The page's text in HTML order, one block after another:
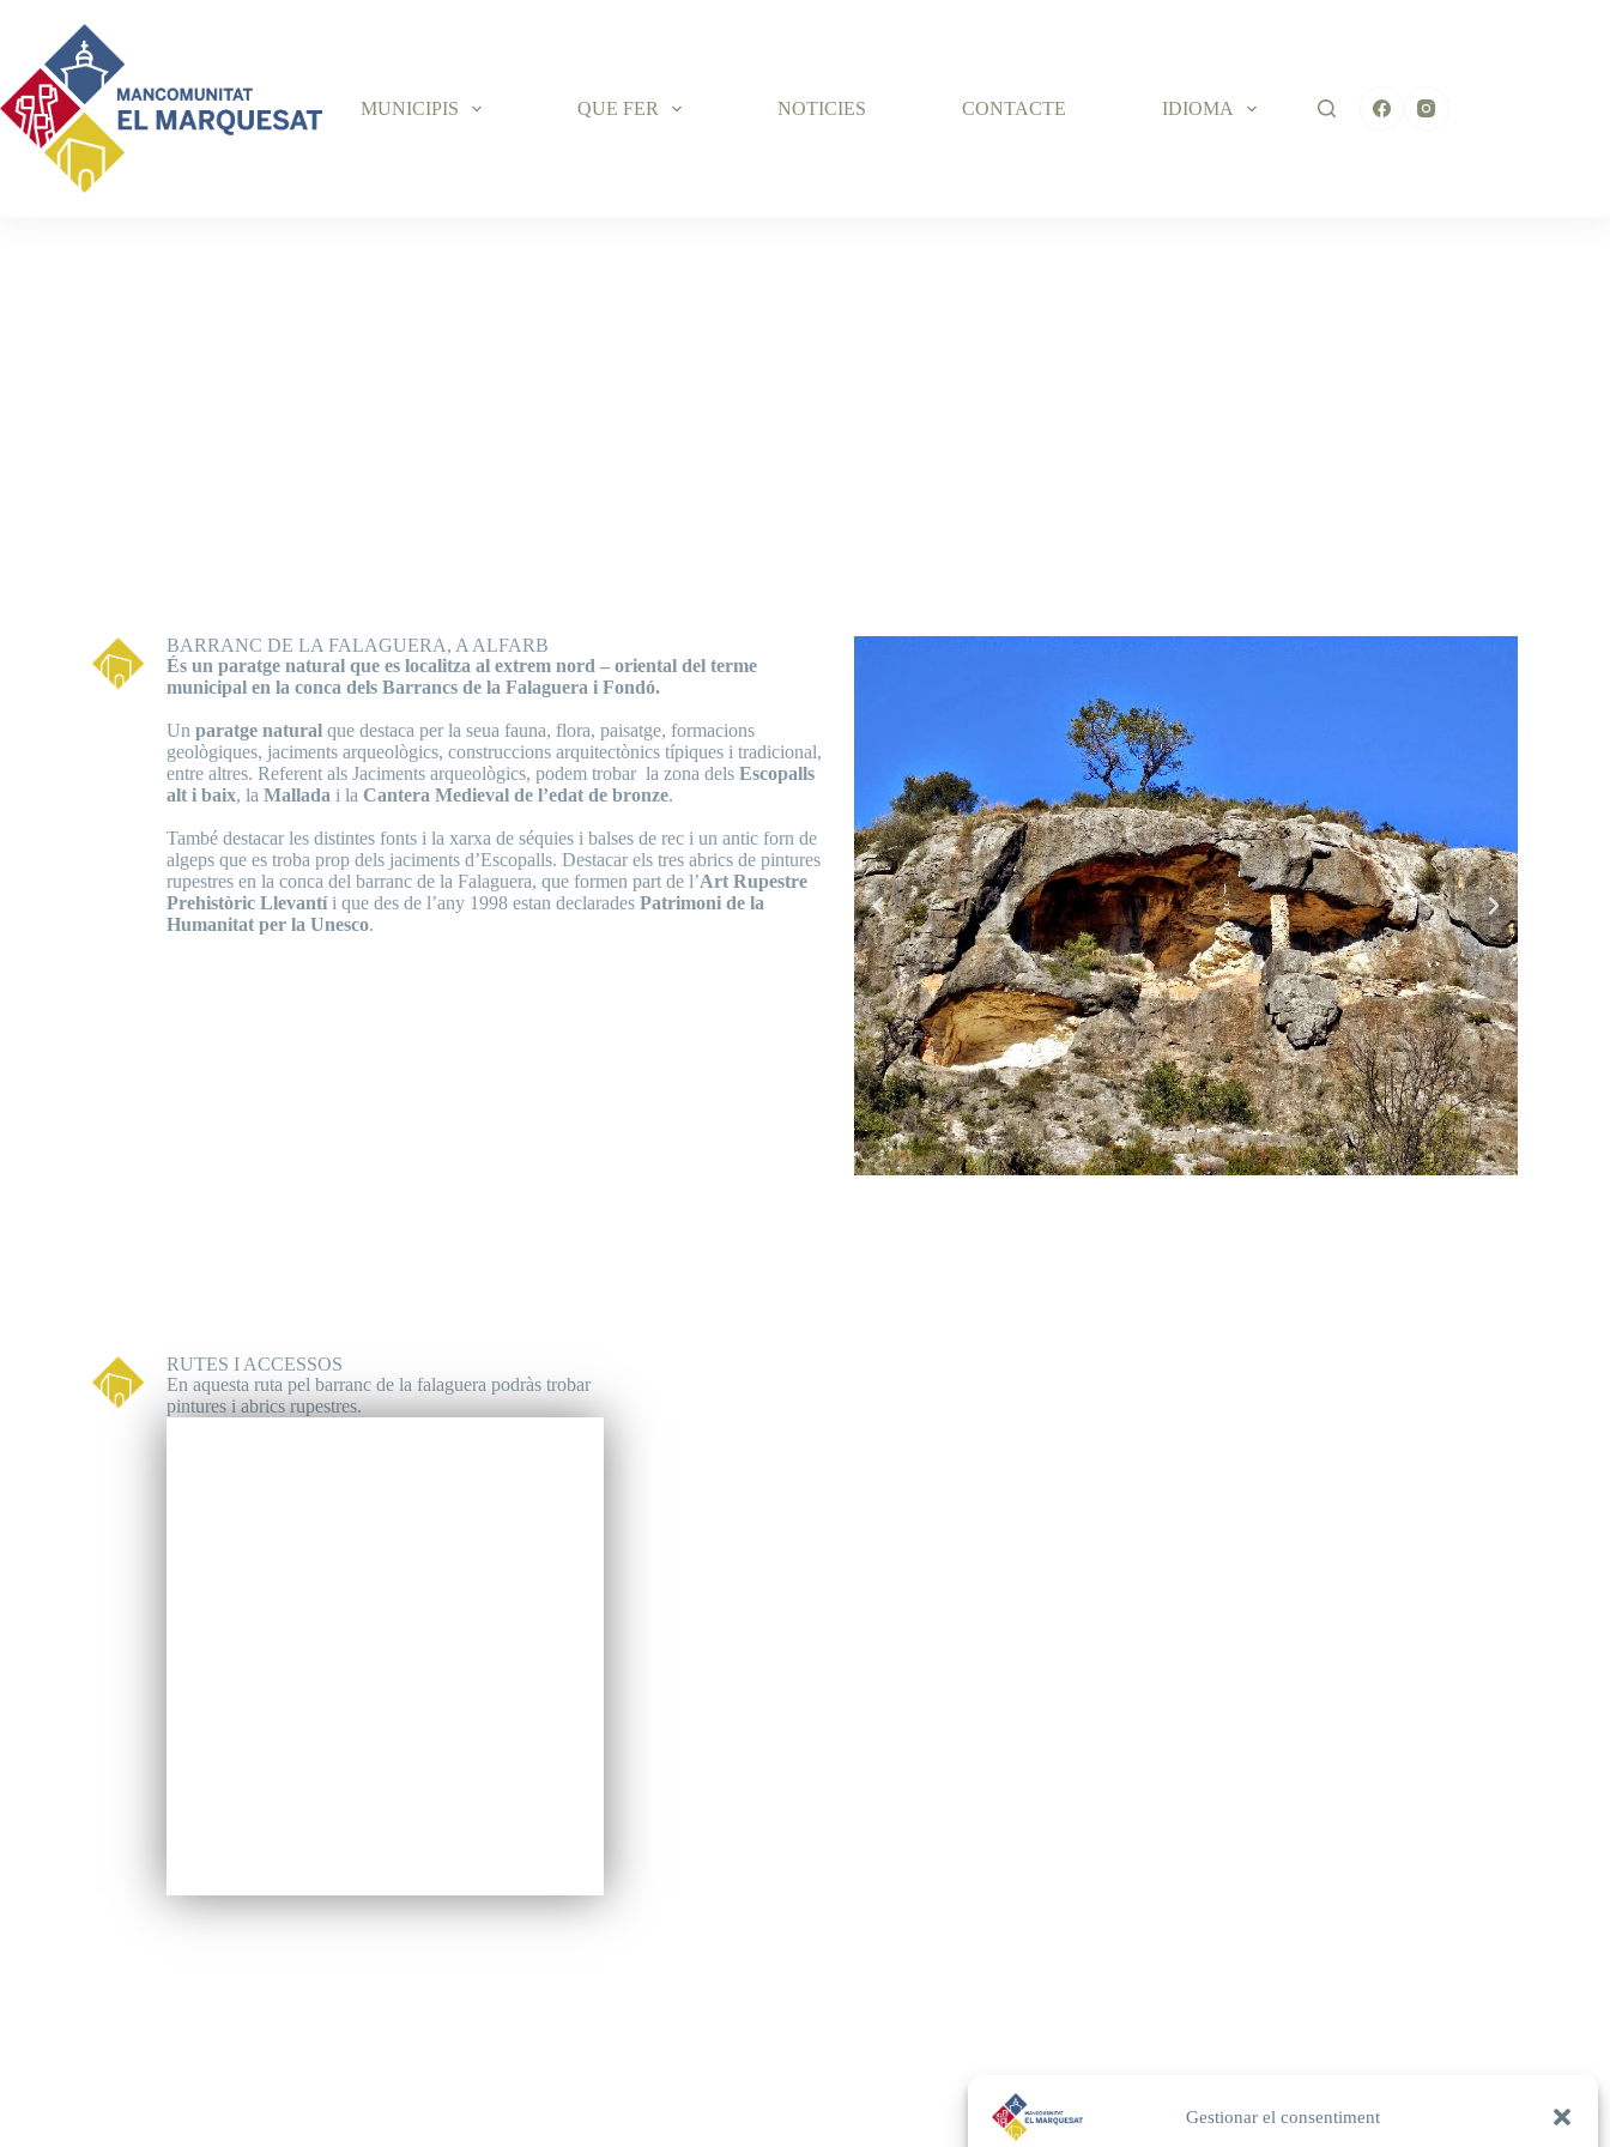
Gestionar el consentiment
MUNICIPIS QUE FER NOTICIES CONTACTE IDIOMA
BARRANC DE LA FALAGUERA, A ALFARB
És un paratge natural que es localitza al extrem nord – oriental del terme
municipal en la conca dels Barrancs de la Falaguera i Fondó.
Unparatge natural que destaca per la seua fauna, flora, paisatge, formacions
geològiques, jaciments arqueològics, construccions arquitectònics típiques i tradicional,
entre altres. Referent als Jaciments arqueològics, podem trobar la zona delsEscopalls
alt i baix, laMallada i laCantera Medieval de l’edat de bronze.
També destacar les distintes fonts i la xarxa de séquies i balses de rec i un antic forn de
algeps que es troba prop dels jaciments d’Escopalls. Destacar els tres abrics de pintures
rupestres en la conca del barranc de la Falaguera, que formen part de l’Art Rupestre
Prehistòric Llevantíi que des de l’any 1998 estan declaradesPatrimoni de la
Humanitat per la Unesco.
RUTES I ACCESSOS
En aquesta ruta pel barranc de la falaguera podràs trobar
pintures i abrics rupestres.